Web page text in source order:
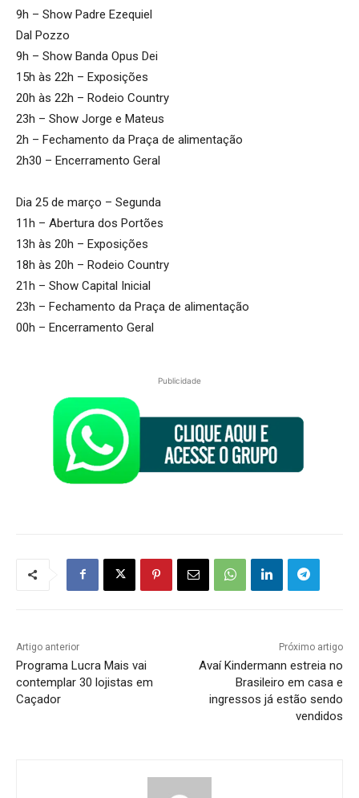
9h – Show Padre Ezequiel
Dal Pozzo
9h – Show Banda Opus Dei
15h às 22h – Exposições
20h às 22h – Rodeio Country
23h – Show Jorge e Mateus
2h – Fechamento da Praça de alimentação
2h30 – Encerramento Geral
Dia 25 de março – Segunda
11h – Abertura dos Portões
13h às 20h – Exposições
18h às 20h – Rodeio Country
21h – Show Capital Inicial
23h – Fechamento da Praça de alimentação
00h – Encerramento Geral
Publicidade
Artigo anterior
Programa Lucra Mais vai
contemplar 30 lojistas em
Caçador
Próximo artigo
Avaí Kindermann estreia no
Brasileiro em casa e
ingressos já estão sendo
vendidos